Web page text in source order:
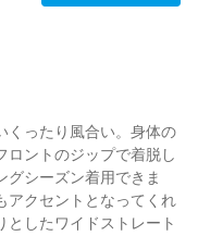
くったり風合い。身体の
ロントのジップで着脱し
グシーズン着用できま
アクセントとなってくれ
としたワイドストレート